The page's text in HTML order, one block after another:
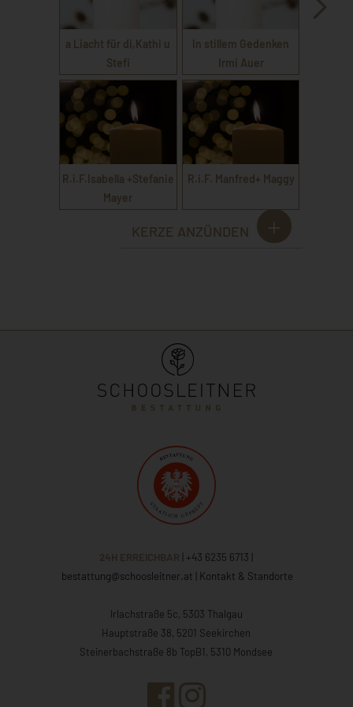
a Liacht für di,Kathi u
Stefi
In stillem Gedenken
Irmi Auer
R.i.F.Isabella +Stefanie
Mayer
R.i.F. Manfred+ Maggy
KERZE ANZÜNDEN
24H ERREICHBAR | +43 6235 6713
bestattung@schoosleitner.at
Kontakt & Standorte
Irlachstraße 5c, 5303 Thalgau
Hauptstraße 38, 5201 Seekirchen
Steinerbachstraße 8b TopB1, 5310 Mondsee